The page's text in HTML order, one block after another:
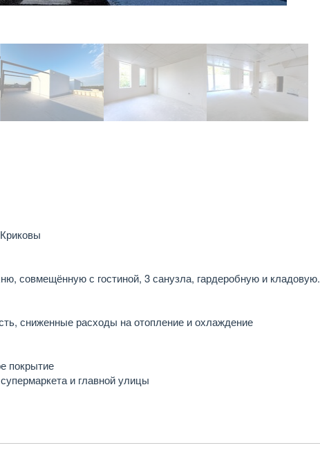
совмещённую с гостиной, 3 санузла, гардеробную и кладовую.
сниженные расходы на отопление и охлаждение
покрытие
и главной улицы